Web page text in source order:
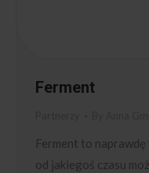
Ferment
Ferment to
od jakiegoś czasu